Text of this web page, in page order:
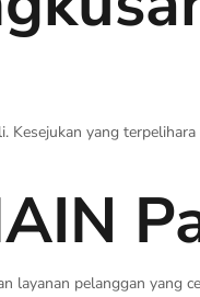
yang
layanan pelanggan yang